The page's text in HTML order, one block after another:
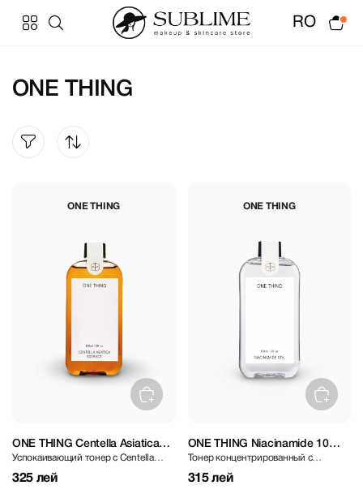
RO
ONE THING
ONE THING
ONE THING Centella Asiatica
Extract Toner 150 ml
Успокаивающий тонер с Centella
Asiatica
325 лей
ONE THING
ONE THING Niacinamide 10%
150 ml
Тонер концентрированный с
ниацинамидом для выравнивания
тона кожи
315 лей